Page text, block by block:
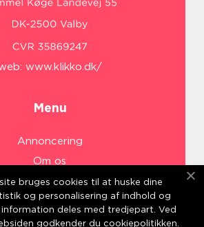
www.klikko.dk/
Menu
Annoncering
Om os
Cookies
Kontakt os
Sitemap
bruges cookies til at huske dine
og personalisering af indhold og
information deles med tredjepart. Ved
godkender du cookiepolitikken.